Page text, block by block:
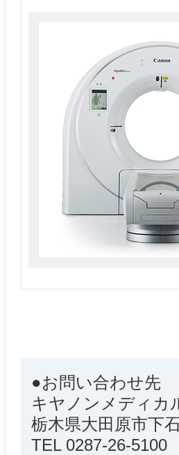
●お問い合わせ先
キヤノンメディカ
栃木県大田原市下
TEL 0287-26-5100